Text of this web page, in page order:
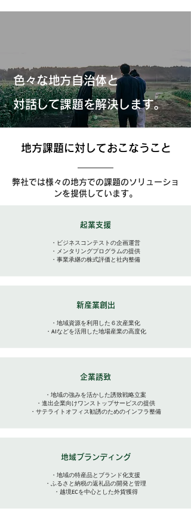
色々な地方自治体と
対話して課題を解決します。
地方課題に対しておこなうこと
弊社では様々の地方での課題のソリューショ
ンを提供しています。​
起業支援
・ビジネスコンテストの企画運営
・メンタリングプログラムの提供
・事業承継の株式評価と社内整備
新産業創出
・地域資源を利用した６次産業化
・AIなどを活用した地場産業の高度化
企業誘致
・地域の強みを活かした誘致戦略立案
・進出企業向けワンストップサービスの提供
・サテライトオフィス勧誘のためのインフラ整備
地域ブランディング
・地域の特産品とブランド化支援
・ふるさと納税の返礼品の開発と管理
・越境ECを中心とした外貨獲得